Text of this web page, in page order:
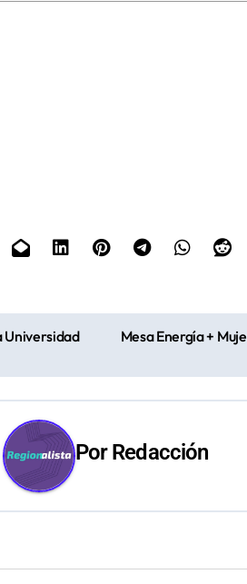
Universidad
Mesa Energía +
PorRedacción